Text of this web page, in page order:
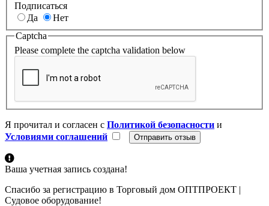
Подписаться
Да
Нет
Captcha
Please complete the captcha validation below
Я прочитал и согласен с Политикой безопасности и
Условиями соглашений
Ваша учетная запись создана!
Спасибо за регистрацию в Торговый дом ОПТПРОЕКТ |
Судовое оборудование!